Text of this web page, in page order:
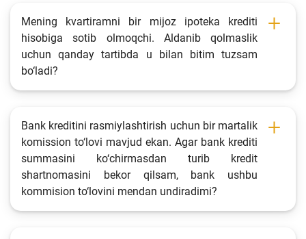
Mening kvartiramni bir mijoz ipoteka krediti
hisobiga sotib olmoqchi. Aldanib qolmaslik
uchun qanday tartibda u bilan bitim tuzsam
bo‘ladi?
Bank kreditini rasmiylashtirish uchun bir martalik
komission to‘lovi mavjud ekan. Agar bank krediti
summasini ko‘chirmasdan turib kredit
shartnomasini bekor qilsam, bank ushbu
kommision to‘lovini mendan undiradimi?